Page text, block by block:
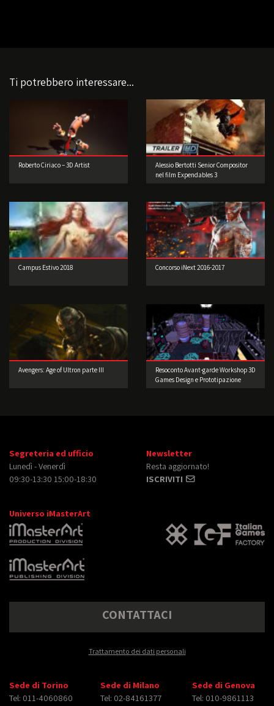
Ti potrebbero interessare...
Roberto Ciriaco – 3D Artist
Alessio Bertotti Senior Compositor
nel film Expendables 3
Campus Estivo 2018 Concorso iNext 2016-2017
Avengers: Age of Ultron parte III
Resoconto Avant-garde Workshop 3D
Games Design e Prototipazione
Segreteria ed ufficio
Lunedì - Venerdì
09:30-13:30 15:00-18:30
Newsletter
Resta aggiornato!
ISCRIVITI
Universo iMasterArt
CONTATTACI
Trattamento dei dati personali
Sede di Torino
Tel: 011-4060860
Sede di Milano
Tel: 02-84161377
Sede di Genova
Tel: 010-9861113